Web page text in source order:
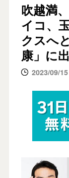
吹越満
イコ、
クスへ
康」に
2023/09/15